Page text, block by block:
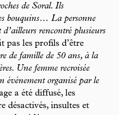
de Soral. Ils
bouquins… La personne
rencontré plusieurs
pas les profils d’être
de famille de 50 ans, à la
Une femme recroisée
événement organisé par le
a été diffusé, les
désactivés, insultes et